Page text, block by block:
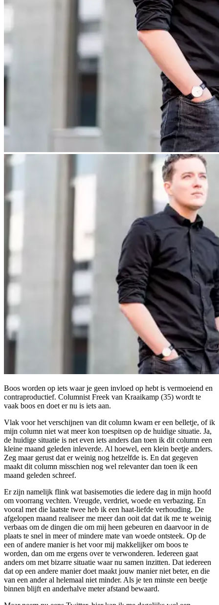
Boos worden op iets waar je geen invloed op hebt is vermoeiend en
contraproductief. Columnist Freek van Kraaikamp (35) wordt te
vaak boos en doet er nu is iets aan.
Vlak voor het verschijnen van dit column kwam er een belletje, of ik
mijn column niet wat meer kon toespitsen op de huidige situatie. Ja,
de huidige situatie is net even iets anders dan toen ik dit column een
kleine maand geleden inleverde. Al hoewel, een klein beetje anders.
Zeg maar gerust dat er weinig nog hetzelfde is. En dat gegeven
maakt dit column misschien nog wel relevanter dan toen ik een
maand geleden schreef.
Er zijn namelijk flink wat basisemoties die iedere dag in mijn hoofd
om voorrang vechten. Vreugde, verdriet, woede en verbazing. En
vooral met die laatste twee heb ik een haat-liefde verhouding. De
afgelopen maand realiseer me meer dan ooit dat dat ik me te weinig
verbaas om de dingen die om mij heen gebeuren en daarvoor in de
plaats te snel in meer of mindere mate van woede ontsteek. Op de
een of andere manier is het voor mij makkelijker om boos te
worden, dan om me ergens over te verwonderen. Iedereen gaat
anders om met bizarre situatie waar nu samen inzitten. Dat iedereen
dat op een andere manier doet maakt jouw manier niet beter, en die
van een ander al helemaal niet minder. Als je ten minste een beetje
binnen blijft en anderhalve meter afstand bewaard.